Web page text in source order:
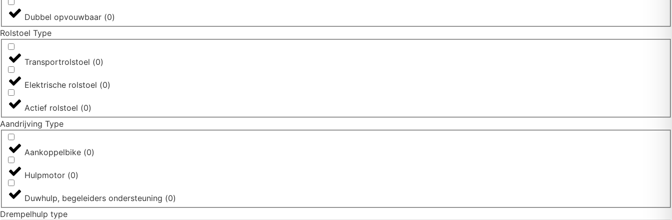
Dubbel opvouwbaar (0)
Rolstoel Type
Transportrolstoel (0)
Elektrische rolstoel (0)
Actief rolstoel (0)
Aandrijving Type
Aankoppelbike (0)
Hulpmotor (0)
Duwhulp, begeleiders ondersteuning (0)
Drempelhulp type